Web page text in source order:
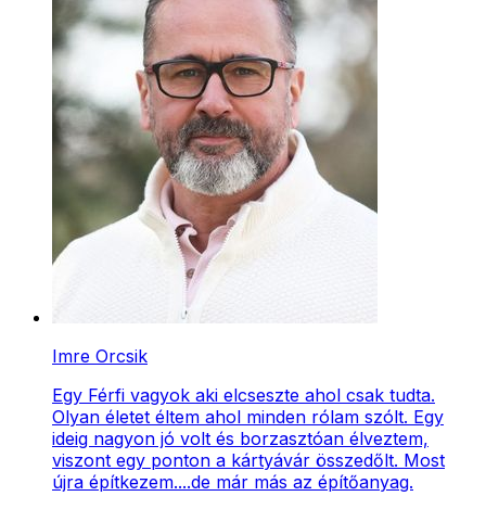
Imre Orcsik
Egy Férfi vagyok aki elcseszte ahol csak tudta.
Olyan életet éltem ahol minden rólam szólt. Egy
ideig nagyon jó volt és borzasztóan élveztem,
viszont egy ponton a kártyávár összedőlt. Most
újra építkezem....de már más az építőanyag.